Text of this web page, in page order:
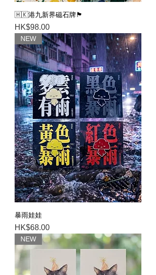
🇭🇰港九新界磁石牌🏴
Price
HK$98.00
NEW
暴雨娃娃
Price
HK$68.00
NEW